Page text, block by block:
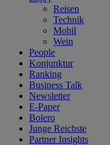
Reisen
Technik
Mobil
Wein
People
Konjunktur
Ranking
Business Talk
Newsletter
E-Paper
Bolero
Junge Reichste
Partner Insights